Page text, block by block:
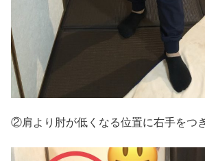
②肩より肘が低くなる位置に右手をつ